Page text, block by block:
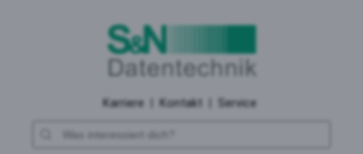
Karriere Kontakt Service